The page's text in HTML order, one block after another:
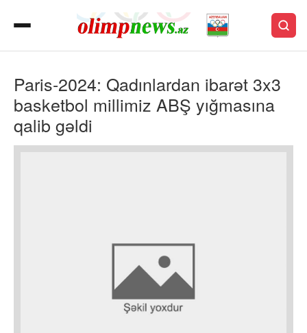
Paris-2024: Qadınlardan ibarət 3x3
basketbol millimiz ABŞ yığmasına
qalib gəldi